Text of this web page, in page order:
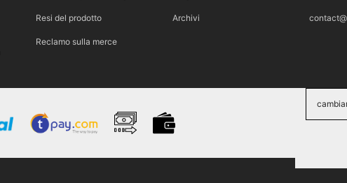
Resi del prodotto
Reclamo sulla merce
Archivi